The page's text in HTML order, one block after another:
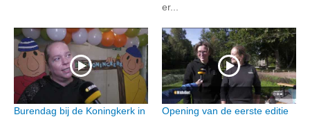
er...
Burendag bij de Koningkerk in
Opening van de eerste editie